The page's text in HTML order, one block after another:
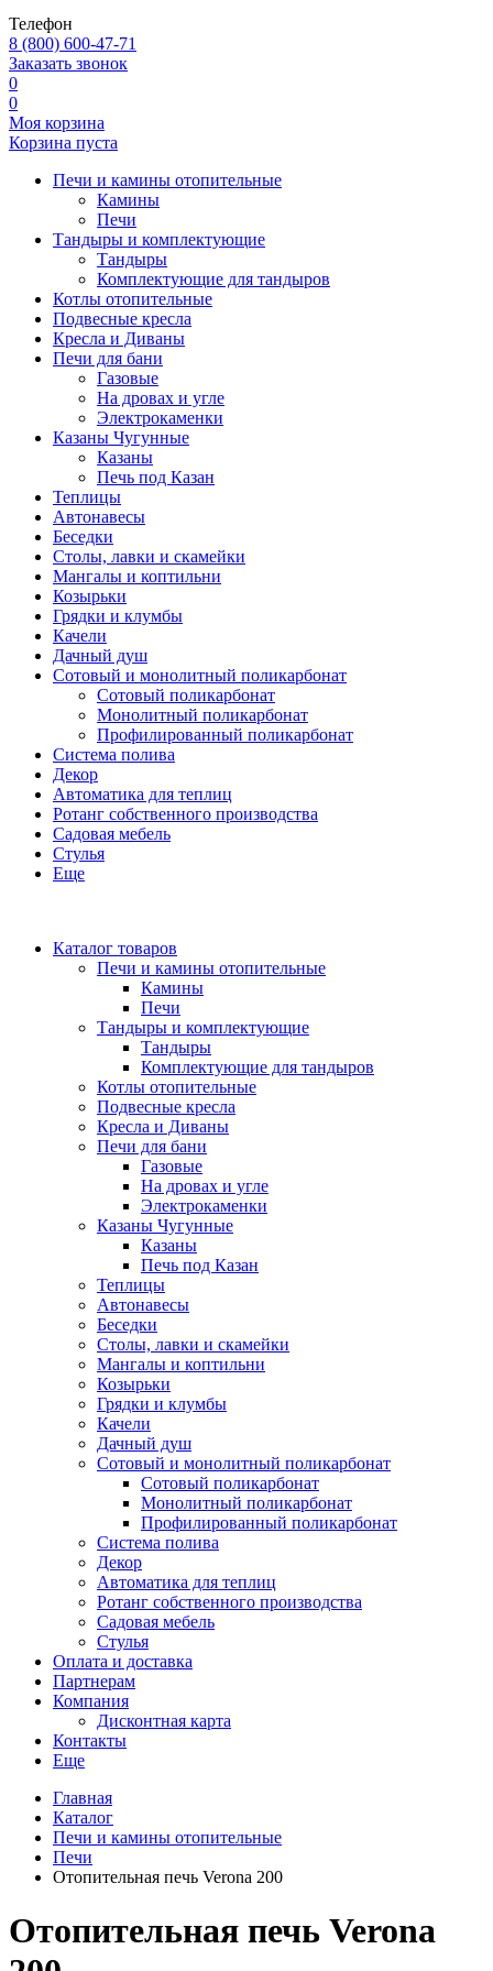
Телефон
8 (800) 600-47-71
Заказать звонок
0
0
Моя корзина
Корзина пуста
Печи и камины отопительные
Камины
Печи
Тандыры и комплектующие
Тандыры
Комплектующие для тандыров
Котлы отопительные
Подвесные кресла
Кресла и Диваны
Печи для бани
Газовые
На дровах и угле
Электрокаменки
Казаны Чугунные
Казаны
Печь под Казан
Теплицы
Автонавесы
Беседки
Столы, лавки и скамейки
Мангалы и коптильни
Козырьки
Грядки и клумбы
Качели
Дачный душ
Сотовый и монолитный поликарбонат
Сотовый поликарбонат
Монолитный поликарбонат
Профилированный поликарбонат
Система полива
Декор
Автоматика для теплиц
Ротанг собственного производства
Садовая мебель
Стулья
Еще
Каталог товаров
Печи и камины отопительные
Камины
Печи
Тандыры и комплектующие
Тандыры
Комплектующие для тандыров
Котлы отопительные
Подвесные кресла
Кресла и Диваны
Печи для бани
Газовые
На дровах и угле
Электрокаменки
Казаны Чугунные
Казаны
Печь под Казан
Теплицы
Автонавесы
Беседки
Столы, лавки и скамейки
Мангалы и коптильни
Козырьки
Грядки и клумбы
Качели
Дачный душ
Сотовый и монолитный поликарбонат
Сотовый поликарбонат
Монолитный поликарбонат
Профилированный поликарбонат
Система полива
Декор
Автоматика для теплиц
Ротанг собственного производства
Садовая мебель
Стулья
Оплата и доставка
Партнерам
Компания
Дисконтная карта
Контакты
Еще
Главная
Каталог
Печи и камины отопительные
Печи
Отопительная печь Verona 200
Отопительная печь Verona